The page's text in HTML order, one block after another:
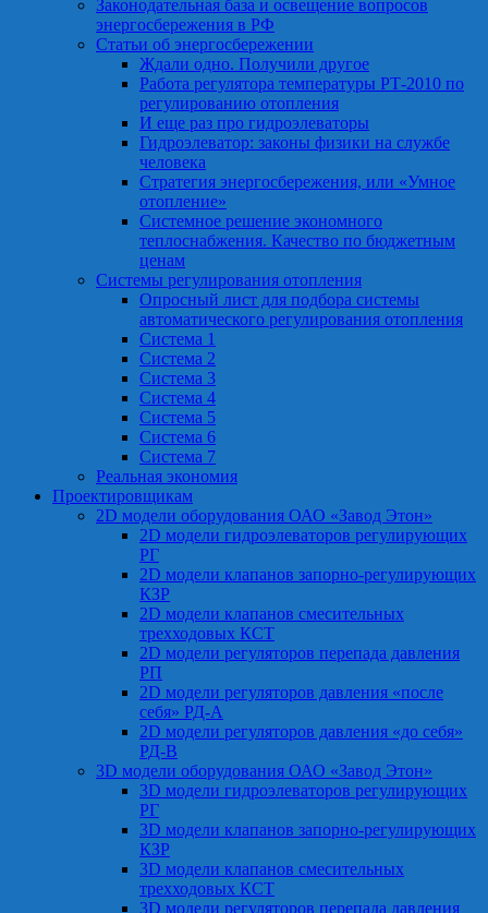
Законодательная база и освещение вопросов
энергосбережения в РФ
Статьи об энергосбережении
Ждали одно. Получили другое
Работа регулятора температуры РТ-2010 по
регулированию отопления
И еще раз про гидроэлеваторы
Гидроэлеватор: законы физики на службе
человека
Стратегия энергосбережения, или «Умное
отопление»
Системное решение экономного
теплоснабжения. Качество по бюджетным
ценам
Системы регулирования отопления
Опросный лист для подбора системы
автоматического регулирования отопления
Система 1
Система 2
Система 3
Система 4
Система 5
Система 6
Система 7
Реальная экономия
Проектировщикам
2D модели оборудования ОАО «Завод Этон»
2D модели гидроэлеваторов регулирующих
РГ
2D модели клапанов запорно-регулирующих
КЗР
2D модели клапанов смесительных
трехходовых КСТ
2D модели регуляторов перепада давления
РП
2D модели регуляторов давления «после
себя» РД-А
2D модели регуляторов давления «до себя»
РД-В
3D модели оборудования ОАО «Завод Этон»
3D модели гидроэлеваторов регулирующих
РГ
3D модели клапанов запорно-регулирующих
КЗР
3D модели клапанов смесительных
трехходовых КСТ
3D модели регуляторов перепада давления